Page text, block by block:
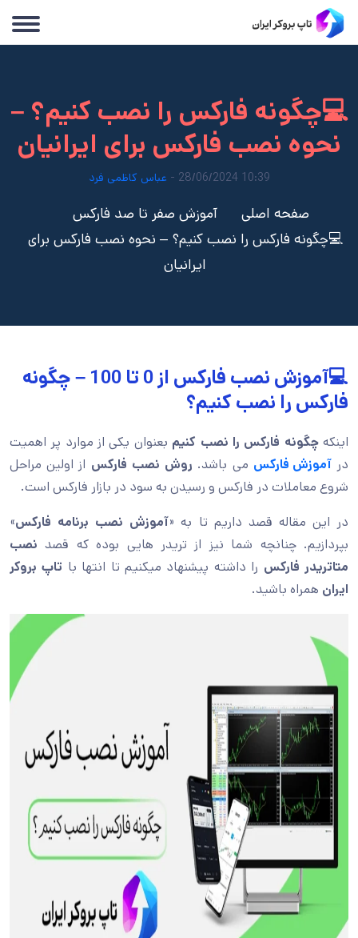
💻چگونه فارکس را نصب کنیم؟ –
نحوه نصب فارکس برای ایرانیان
10:39 28/06/2024 - عباس کاظمی فرد
صفحه اصلی
آموزش صفر تا صد فارکس
💻چگونه فارکس را نصب کنیم؟ – نحوه نصب فارکس برای
ایرانیان
💻آموزش نصب فارکس از 0 تا 100 – چگونه
فارکس را نصب کنیم؟
اینکهچگونه فارکس را نصب کنیم بعنوان یکی از موارد پر اهمیت
درآموزش فارکس می باشد. روش نصب فارکس از اولین مراحل
شروع معاملات در فارکس و رسیدن به سود در بازار فارکس است.
در این مقاله قصد داریم تا به «آموزش نصب برنامه فارکس»
بپردازیم. چنانچه شما نیز از تریدر هایی بوده که قصد نصب
متاتریدر فارکس را داشته پیشنهاد میکنیم تا انتها با تاپ بروکر
ایران همراه باشید.